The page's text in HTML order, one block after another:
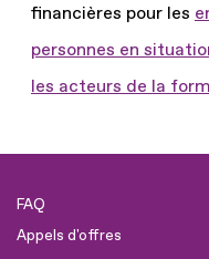
financières pour les
personnes en
les acteurs de la
FAQ
Appels d'offres